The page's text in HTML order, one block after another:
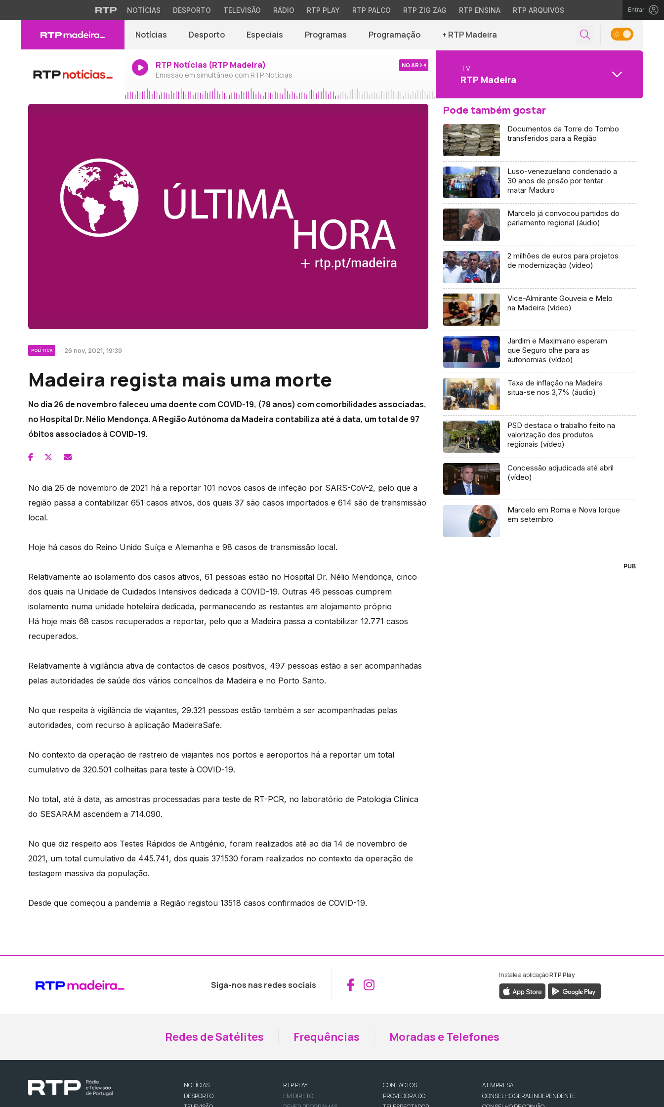
NOTÍCIAS DESPORTO TELEVISÃO RÁDIO RTP PLAY RTP PALCO RTP ZIG ZAG RTP ENSINA RTP ARQUIVOS Entrar
Notícias Desporto Especiais Programas Programação + RTP Madeira
RTP Notícias (RTP Madeira)
Emissão em simultâneo com RTP Notícias
NO AR TV
RTP Madeira
POLÍTICA 26 nov, 2021, 19:39
Madeira regista mais uma morte
No dia 26 de novembro faleceu uma doente com COVID-19, (78 anos) com comorbilidades associadas,
no Hospital Dr. Nélio Mendonça. A Região Autónoma da Madeira contabiliza até à data, um total de 97
óbitos associados à COVID-19.
No dia 26 de novembro de 2021 há a reportar 101 novos casos de infeção por SARS-CoV-2, pelo que a
região passa a contabilizar 651 casos ativos, dos quais 37 são casos importados e 614 são de transmissão
local.
Hoje há casos do Reino Unido Suíça e Alemanha e 98 casos de transmissão local.
Relativamente ao isolamento dos casos ativos, 61 pessoas estão no Hospital Dr. Nélio Mendonça, cinco
dos quais na Unidade de Cuidados Intensivos dedicada à COVID-19. Outras 46 pessoas cumprem
isolamento numa unidade hoteleira dedicada, permanecendo as restantes em alojamento próprio
Há hoje mais 68 casos recuperados a reportar, pelo que a Madeira passa a contabilizar 12.771 casos
recuperados.
Relativamente à vigilância ativa de contactos de casos positivos, 497 pessoas estão a ser acompanhadas
pelas autoridades de saúde dos vários concelhos da Madeira e no Porto Santo.
No que respeita à vigilância de viajantes, 29.321 pessoas estão também a ser acompanhadas pelas
autoridades, com recurso à aplicação MadeiraSafe.
No contexto da operação de rastreio de viajantes nos portos e aeroportos há a reportar um total
cumulativo de 320.501 colheitas para teste à COVID-19.
No total, até à data, as amostras processadas para teste de RT-PCR, no laboratório de Patologia Clínica
do SESARAM ascendem a 714.090.
No que diz respeito aos Testes Rápidos de Antigénio, foram realizados até ao dia 14 de novembro de
2021, um total cumulativo de 445.741, dos quais 371530 foram realizados no contexto da operação de
testagem massiva da população.
Desde que começou a pandemia a Região registou 13518 casos confirmados de COVID-19.
Pode também gostar
Documentos da Torre do Tombo
transferidos para a Região
Luso-venezuelano condenado a
30 anos de prisão por tentar
matar Maduro
Marcelo já convocou partidos do
parlamento regional (áudio)
2 milhões de euros para projetos
de modernização (vídeo)
Vice-Almirante Gouveia e Melo
na Madeira (vídeo)
Jardim e Maximiano esperam
que Seguro olhe para as
autonomias (vídeo)
Taxa de inflação na Madeira
situa-se nos 3,7% (áudio)
PSD destaca o trabalho feito na
valorização dos produtos
regionais (vídeo)
Concessão adjudicada até abril
(vídeo)
Marcelo em Roma e Nova Iorque
em setembro
PUB
Siga-nos nas redes sociais Aceder ao Facebook da RTP Madeira
Aceder ao Instagram da RTP Madeira
Instale a aplicaçãoRTP Play
Redes de Satélites Frequências Moradas e Telefones
NOTÍCIAS
DESPORTO
RTP PLAY
EM DIRETO
CONTACTOS
PROVEDORA DO
A EMPRESA
CONSELHO GERAL INDEPENDENTE